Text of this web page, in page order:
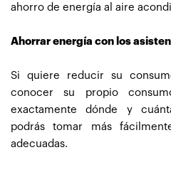
ahorro de energía al aire
Ahorrar energía con los
Si quiere reducir su
conocer su propio
exactamente dónde y
podrás tomar más
adecuadas.